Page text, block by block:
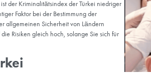
in den USA und
sind die Ergebnisse der
USA haben die langjährige Erfahrung